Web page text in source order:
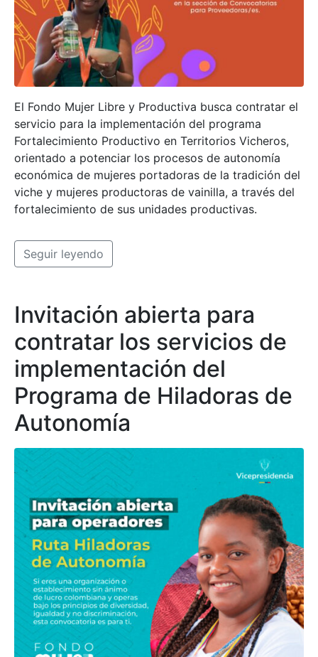
El Fondo Mujer Libre y Productiva busca contratar el
servicio para la implementación del programa
Fortalecimiento Productivo en Territorios Vicheros,
orientado a potenciar los procesos de autonomía
económica de mujeres portadoras de la tradición del
viche y mujeres productoras de vainilla, a través del
fortalecimiento de sus unidades productivas.
Seguir leyendo
Invitación abierta para
contratar los servicios de
implementación del
Programa de Hiladoras de
Autonomía